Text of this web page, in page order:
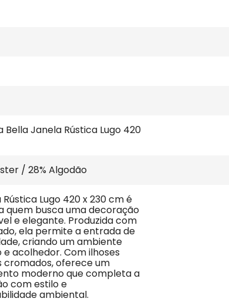
Bella Janela Rústica Lugo 420
/ 28% Algodão
Lugo 420 x 230 cm é
quem busca uma decoração
e elegante. Produzida com
ela permite a entrada de
criando um ambiente
e acolhedor. Com ilhoses
cromados, oferece um
moderno que completa a
com estilo e
ambiental.